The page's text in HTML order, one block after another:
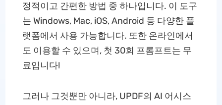
정적이고 간편한 방법 중 하나입니다. 이 도구
는 Windows, Mac, iOS, Android 등 다양한 플
랫폼에서 사용 가능합니다. 또한 온라인에서
도 이용할 수 있으며, 첫 30회 프롬프트는 무
료입니다!
그러나 그것뿐만 아니라, UPDF의 AI 어시스